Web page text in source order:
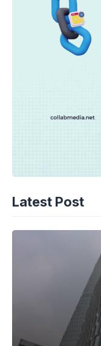
Latest Post